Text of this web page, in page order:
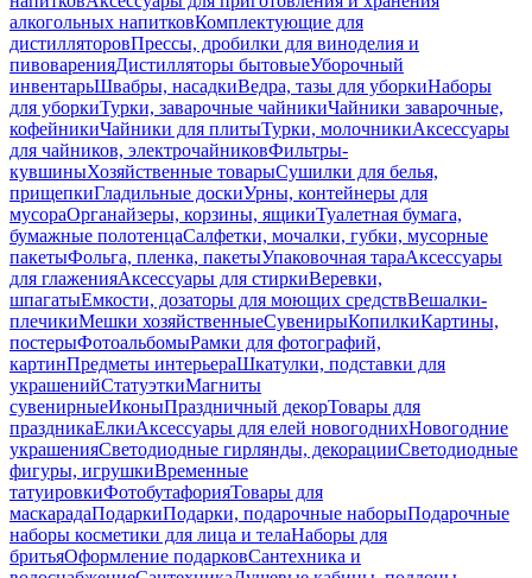
алкогольных напитковКомплектующие для
дистилляторовПрессы, дробилки для виноделия и
пивоваренияДистилляторы бытовыеУборочный
инвентарьШвабры, насадкиВедра, тазы для уборкиНаборы
для уборкиТурки, заварочные чайникиЧайники заварочные,
кофейникиЧайники для плитыТурки, молочникиАксессуары
для чайников, электрочайниковФильтры-
кувшиныХозяйственные товарыСушилки для белья,
прищепкиГладильные доскиУрны, контейнеры для
мусораОрганайзеры, корзины, ящикиТуалетная бумага,
бумажные полотенцаСалфетки, мочалки, губки, мусорные
пакетыФольга, пленка, пакетыУпаковочная тараАксессуары
для глаженияАксессуары для стиркиВеревки,
шпагатыЕмкости, дозаторы для моющих средствВешалки-
плечикиМешки хозяйственныеСувенирыКопилкиКартины,
постерыФотоальбомыРамки для фотографий,
картинПредметы интерьераШкатулки, подставки для
украшенийСтатуэткиМагниты
сувенирныеИконыПраздничный декорТовары для
праздникаЕлкиАксессуары для елей новогоднихНовогодние
украшенияСветодиодные гирлянды, декорацииСветодиодные
фигуры, игрушкиВременные
татуировкиФотобутафорияТовары для
маскарадаПодаркиПодарки, подарочные наборыПодарочные
наборы косметики для лица и телаНаборы для
бритьяОформление подарковСантехника и